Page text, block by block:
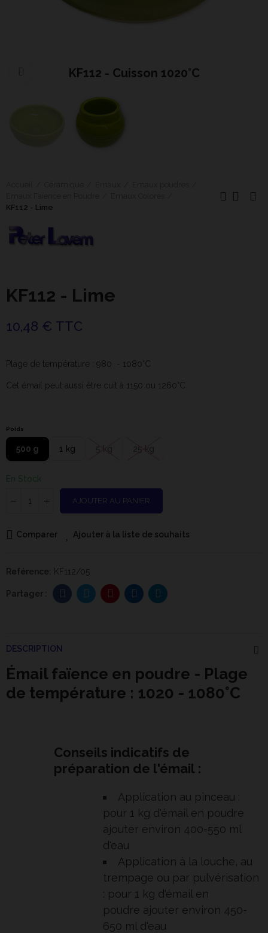
KF112 - Cuisson 1020°C
Cliquer pour agrandir
KF112 - Lime
KF112 - Lime
10,48 € TTC
Plage de température : 980 - 1080°C
Cet émail peut aussi être cuit à 1150 ou 1260°C
Poids
500 g 1 kg
En Stock
AJOUTER AU PANIER
Comparer Ajouter à la liste de souhaits
Reférence: KF112/05
DESCRIPTION
Émail faïence en poudre - Plage
de température : 1020 - 1080°C
Conseils indicatifs de
préparation de l'émail :
Application au pinceau :
pour 1 kg d'émail en poudre
ajouter environ 400-550 ml
d'eau
Application à la louche, au
trempage ou par pulvérisation
: pour 1 kg d'émail en
poudre ajouter environ 450-
650 ml d'eau